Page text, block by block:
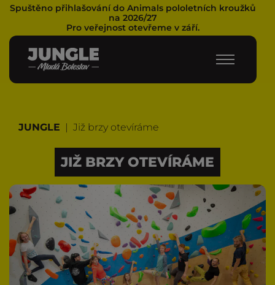
Spuštěno přihlašování do Animals pololetních kroužků
na 2026/27
Pro veřejnost otevřeme v září.
JUNGLE Již brzy otevíráme
JIŽ BRZY OTEVÍRÁME